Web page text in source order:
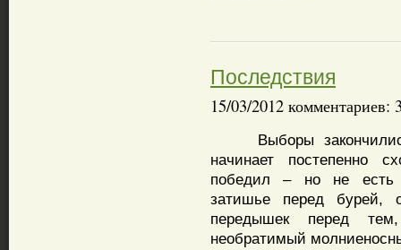
Последствия
15/03/2012 комментариев:
Выборы
начинает постепенно
победил – но не
затишье перед бурей,
передышек перед
необратимый